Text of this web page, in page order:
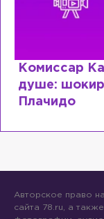
Комиссар
душе:
Плачидо
Авторское право
сайта 78.ru, а